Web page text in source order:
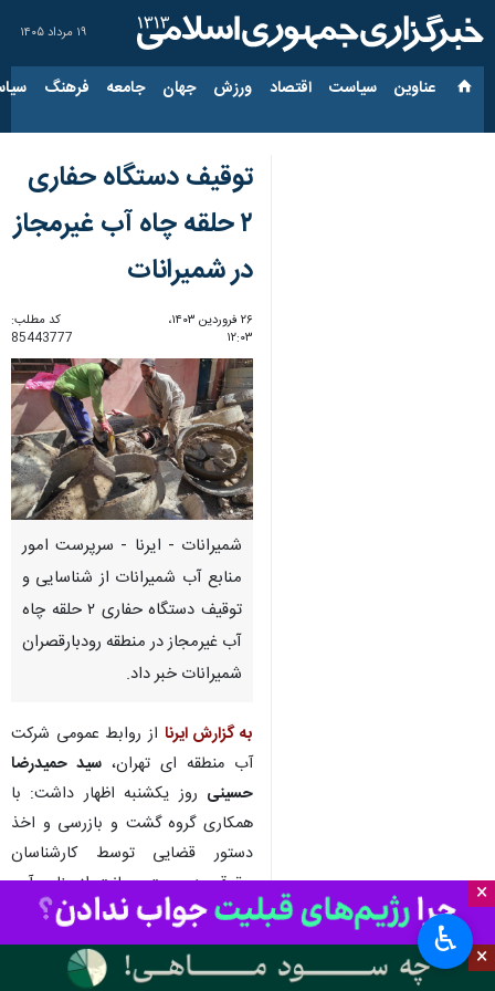
۱۹ مرداد ۱۴۰۵
عناوین‌ سیاست اقتصاد ورزش جهان جامعه فرهنگ
×
×
توقیف دستگاه حفاری
۲ حلقه چاه آب غیرمجاز
در شمیرانات
۲۶ فروردین ۱۴۰۳،
۱۲:۰۳
کد مطلب:
85443777
شمیرانات - ایرنا - سرپرست امور
منابع آب شمیرانات از شناسایی و
توقیف دستگاه حفاری ۲ حلقه چاه
آب غیرمجاز در منطقه رودبارقصران
شمیرانات خبر داد.
به گزارش ایرنا از روابط عمومی شرکت
آب منطقه ای تهران، سید حمیدرضا
حسینی روز یکشنبه اظهار داشت: با
همکاری گروه گشت و بازرسی و اخذ
دستور قضایی توسط کارشناسان
حقوقی در جهت صیانت از منابع آبی
۲ حلقه چاه آب غیرمجاز در روستای
کندعلیا و روستای روته در منطقه
رودبارقصران در حریم رودخانه به عمق
♿︎